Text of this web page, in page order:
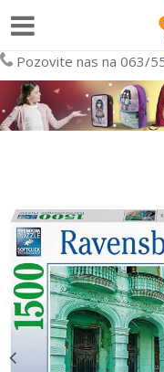
Pozovite nas na 063/